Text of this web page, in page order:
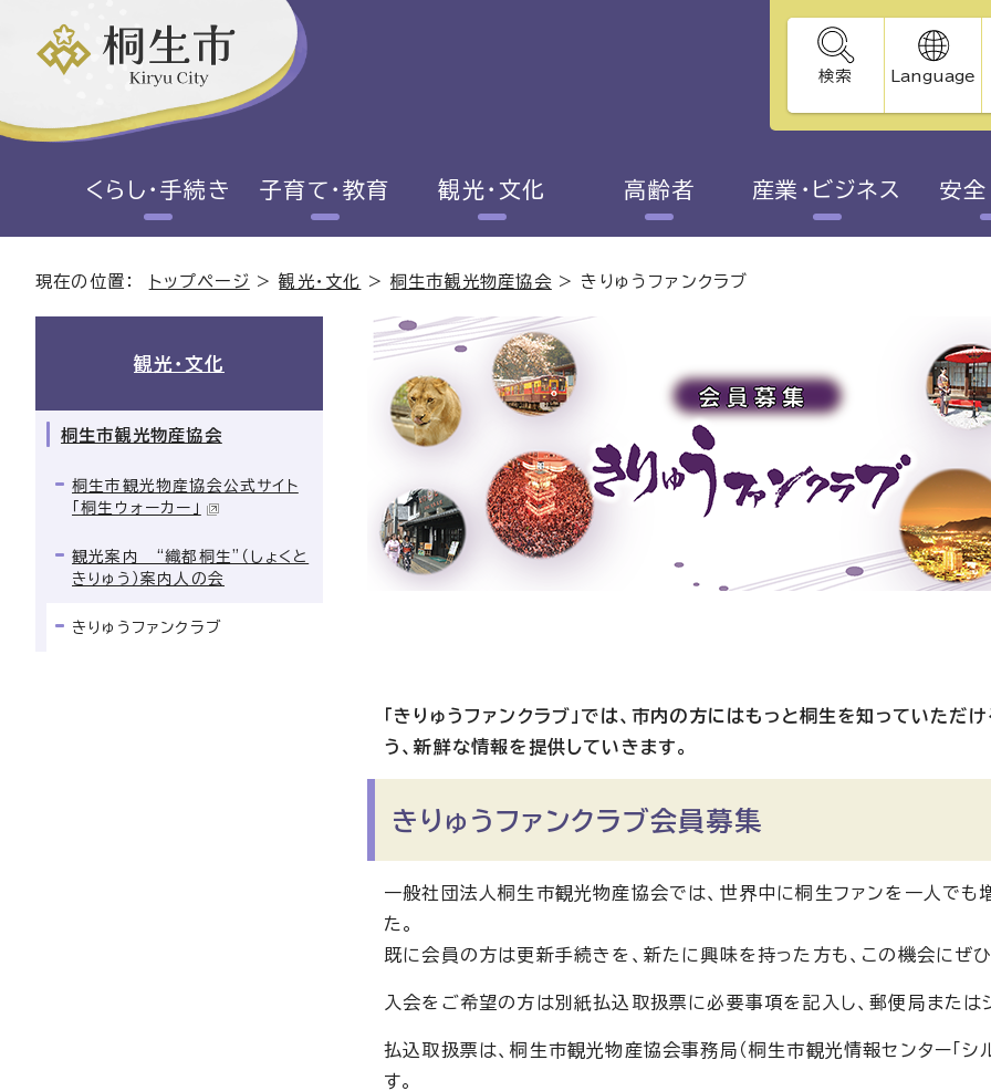
検索 Language
くらし・手続き 子育て・教育 観光・文化 高齢者 産業・ビジネス 安全
現在の位置： トップページ >観光・文化 >桐生市観光物産協会 > きりゅうファンクラブ
「きりゅうファンクラブ」では、市内の方にはもっと桐生を知っていた
う、新鮮な情報を提供していきます。
きりゅうファンクラブ会員募集
一般社団法人桐生市観光物産協会では、世界中に桐生ファンを一人でも
た。
既に会員の方は更新手続きを、新たに興味を持った方も、この機会にぜ
入会をご希望の方は別紙払込取扱票に必要事項を記入し、郵便局または
払込取扱票は、桐生市観光物産協会事務局（桐生市観光情報センター「シ
す。
観光・文化
桐生市観光物産協会
桐生市観光物産協会公式サイト
「桐生ウォーカー」
観光案内 “織都桐生”（しょくと
きりゅう）案内人の会
きりゅうファンクラブ